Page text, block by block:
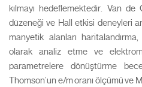
kılmayı hedeflemektedir. Van
düzeneği ve Hall etkisi deneyleri
manyetik alanları
olarak analiz etme ve
parametrelere dönüştürme
Thomson’un e/m oranı ölçümü ve